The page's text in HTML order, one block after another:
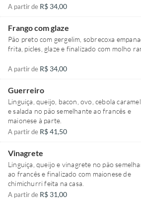
A partir de R$ 34,00
Frango com glaze
Pão preto com gergelim, sobrecoxa
frita, picles, glaze e finalizado com molho
A partir de R$ 34,00
Guerreiro
Linguiça, queijo, bacon, ovo, cebola
e salada no pão semelhante ao francês e
maionese à parte.
A partir de R$ 41,50
Vinagrete
Linguiça, queijo e vinagrete no pão
ao francês e finalizado com maionese de
chimichurri feita na casa.
A partir de R$ 31,00